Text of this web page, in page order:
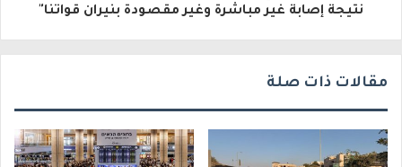
نتيجة إصابة غير مباشرة وغير مقصودة بنيران قواتنا"
مقالات ذات صلة